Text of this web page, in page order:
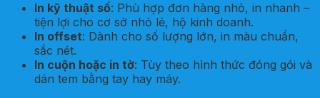
In kỹ thuật số: Phù hợp đơn hàng nhỏ, in nhanh –
tiện lợi cho cơ sở nhỏ lẻ, hộ kinh doanh.
In offset: Dành cho số lượng lớn, in màu chuẩn,
sắc nét.
In cuộn hoặc in tờ: Tùy theo hình thức đóng gói và
dán tem bằng tay hay máy.